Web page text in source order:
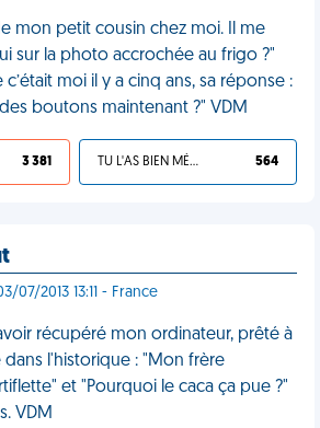
mon petit cousin chez moi. Il me
sur la photo accrochée au frigo ?"
moi il y a cinq ans, sa réponse :
boutons maintenant ?" VDM
3 381 TU L'AS BIEN MÉRITÉ 564
07/2013 13:11 - France
récupéré mon ordinateur, prêté à
l'historique : "Mon frère
et "Pourquoi le caca ça pue ?"
VDM